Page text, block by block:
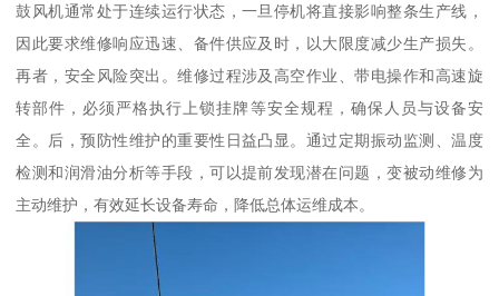
鼓风机通常处于连续运行状态，一旦停机将直接影响整条生产线，
因此要求维修响应迅速、备件供应及时，以大限度减少生产损失。
再者，安全风险突出。维修过程涉及高空作业、带电操作和高速旋
转部件，必须严格执行上锁挂牌等安全规程，确保人员与设备安
全。后，预防性维护的重要性日益凸显。通过定期振动监测、温度
检测和润滑油分析等手段，可以提前发现潜在问题，变被动维修为
主动维护，有效延长设备寿命，降低总体运维成本。